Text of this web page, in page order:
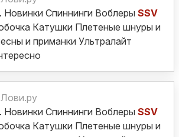
Новинки Спиннинги Воблеры SSV
Катушки Плетеные шнуры и
и приманки Ультралайт
Новинки Спиннинги Воблеры SSV
Катушки Плетеные шнуры и